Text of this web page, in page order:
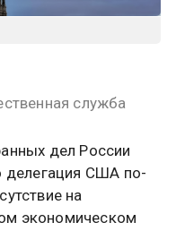
служба
дел России
делегация США по-
на
экономическом